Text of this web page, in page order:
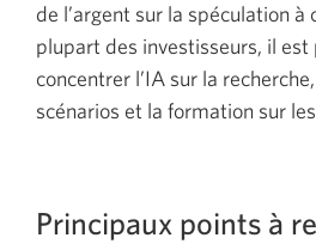
de l’argent sur la spéculation à
plupart des investisseurs, il est
concentrer l’IA sur la
scénarios et la formation sur
Principaux points à